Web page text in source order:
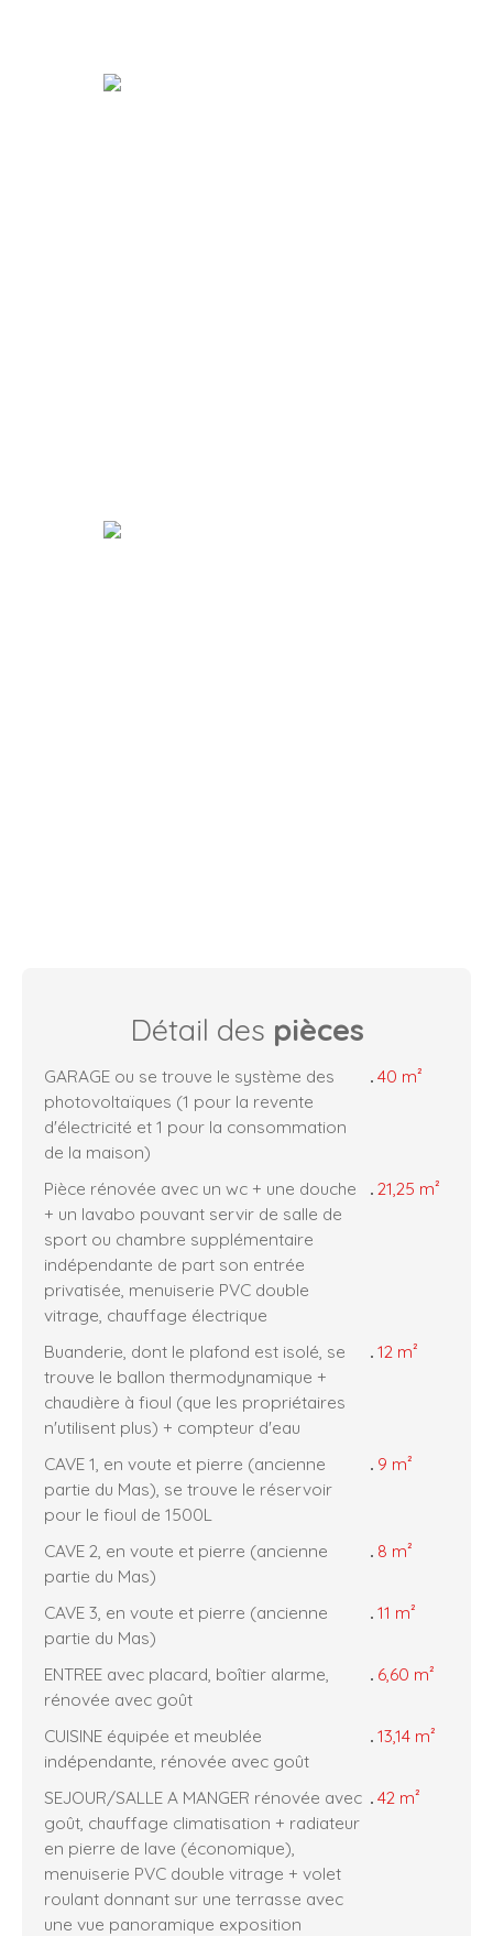
Détail des pièces
GARAGE ou se trouve le système des
photovoltaïques (1 pour la revente
d'électricité et 1 pour la consommation
de la maison)
40 m²
Pièce rénovée avec un wc + une douche
+ un lavabo pouvant servir de salle de
sport ou chambre supplémentaire
indépendante de part son entrée
privatisée, menuiserie PVC double
vitrage, chauffage électrique
21,25 m²
Buanderie, dont le plafond est isolé, se
trouve le ballon thermodynamique +
chaudière à fioul (que les propriétaires
n'utilisent plus) + compteur d'eau
12 m²
CAVE 1, en voute et pierre (ancienne
partie du Mas), se trouve le réservoir
pour le fioul de 1500L
9 m²
CAVE 2, en voute et pierre (ancienne
partie du Mas)
8 m²
CAVE 3, en voute et pierre (ancienne
partie du Mas)
11 m²
ENTREE avec placard, boîtier alarme,
rénovée avec goût
6,60 m²
CUISINE équipée et meublée
indépendante, rénovée avec goût
13,14 m²
SEJOUR/SALLE A MANGER rénovée avec
goût, chauffage climatisation + radiateur
en pierre de lave (économique),
menuiserie PVC double vitrage + volet
roulant donnant sur une terrasse avec
une vue panoramique exposition
42 m²